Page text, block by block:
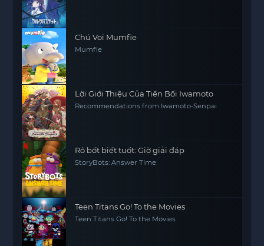
Chú Voi Mumfie
Mumfie
Lời Giới Thiệu Của Tiền Bối Iwamoto
Recommendations from Iwamoto-Senpai
Rô bốt biết tuốt: Giờ giải đáp
StoryBots: Answer Time
Teen Titans Go! To the Movies
Teen Titans Go! To the Movies